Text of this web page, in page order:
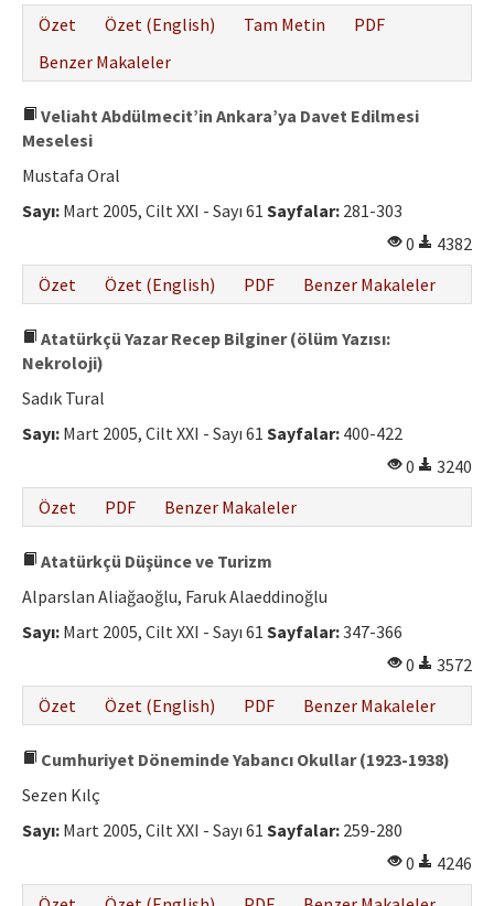
Özet
Özet (English) Tam Metin
PDF
Benzer Makaleler
Veliaht Abdülmecit’in Ankara’ya Davet Edilmesi
Meselesi
Mustafa Oral
Sayı: Mart 2005, Cilt XXI - Sayı 61 Sayfalar: 281-303
0
4382
Özet
Özet (English) PDF Benzer Makaleler
Atatürkçü Yazar Recep Bilginer (ölüm Yazısı:
Nekroloji)
Sadık Tural
Sayı: Mart 2005, Cilt XXI - Sayı 61 Sayfalar: 400-422
0
3240
Özet
PDF Benzer Makaleler
Atatürkçü Düşünce ve Turizm
Alparslan Aliağaoğlu, Faruk Alaeddinoğlu
Sayı: Mart 2005, Cilt XXI - Sayı 61 Sayfalar:347-366
0
3572
Özet
Özet (English) PDF Benzer Makaleler
Cumhuriyet Döneminde Yabancı Okullar (1923-1938)
Sezen Kılç
Sayı: Mart 2005, Cilt XXI - Sayı 61 Sayfalar: 259-280
0
4246